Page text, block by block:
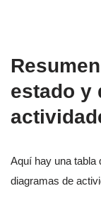
estado y
Aquí hay una tabla
diagramas de